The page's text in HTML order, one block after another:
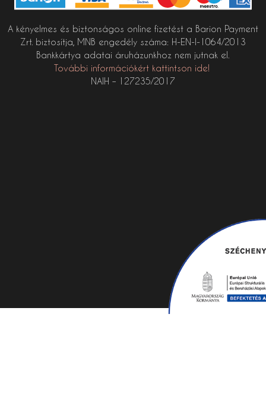
A kényelmes és biztonságos online fizetést a Barion Payment
Zrt. biztosítja, MNB engedély száma: H-EN-I-1064/2013
Bankkártya adatai áruházunkhoz nem jutnak el.
További információkért kattintson ide!
NAIH – 127235/2017